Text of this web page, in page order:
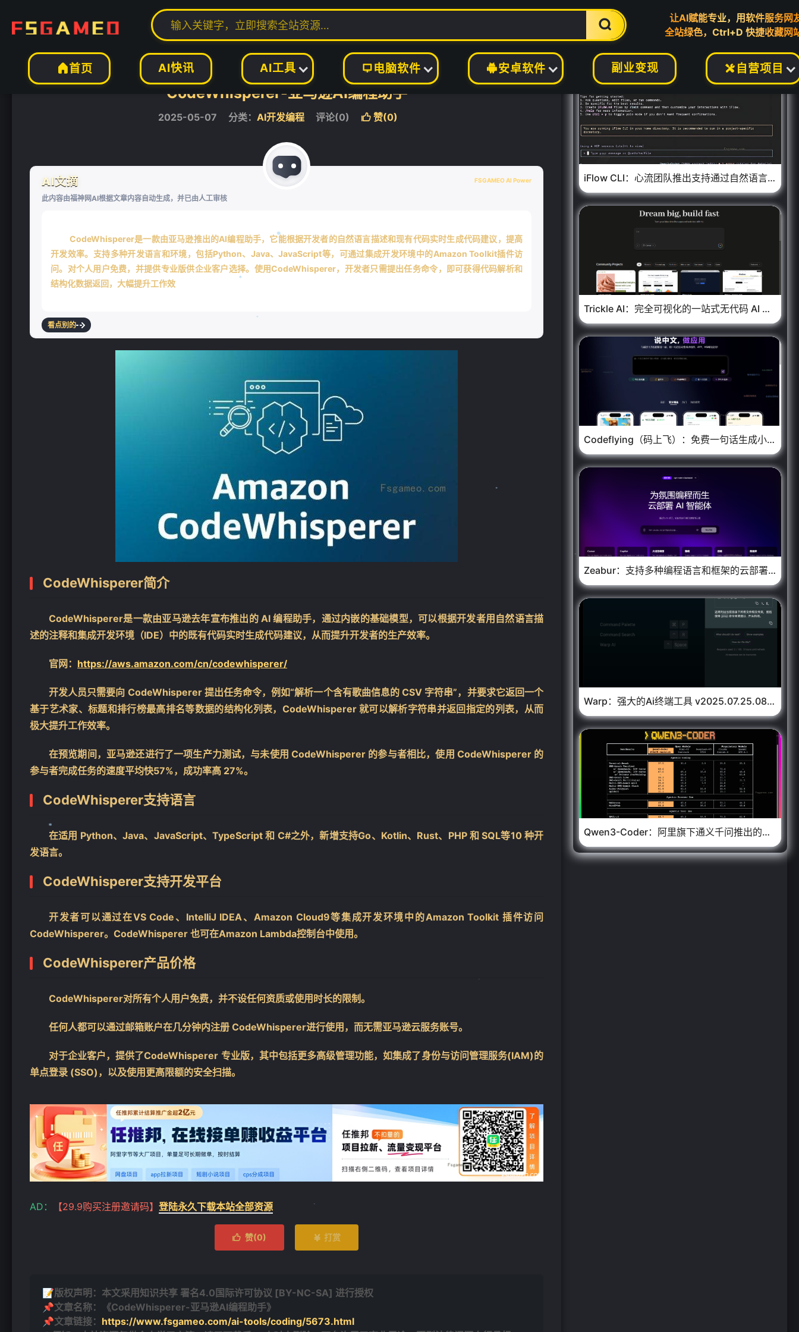

让AI赋能专业，用软件服务网
全站绿色，Ctrl+D 快捷收藏网
首页 AI快讯 AI工具  电脑软件 安卓软件 副业变现  自营项目
福神网-专注分享最实用的软件、工具、资讯  AI工具  AI开发编程  正文
CodeWhisperer-亚马逊AI编程助手
2025-05-07 分类： AI开发编程 评论(0)  赞(0)
AI文摘
此内容由福神网AI根据文章内容自动生成，并已由人工审核
FSGAMEO AI Power
CodeWhisperer是一款由亚马逊推出的AI编程助手，它能根据开发者的自然语言描述和现有代码实时生成代码建议，提高
开发效率。支持多种开发语言和环境，包括Python、Java、JavaScript等，可通过集成开发环境中的Amazon Toolkit插件访
问。对个人用户免费，并提供专业版供企业客户选择。使用CodeWhisperer，开发者只需提出任务命令，即可获得代码解析和
结构化数据返回，大幅提升工作效率。
看点别的
CodeWhisperer简介
CodeWhisperer是一款由亚马逊去年宣布推出的 AI 编程助手，通过内嵌的基础模型，可以根据开发者用自然语言描
述的注释和集成开发环境（IDE）中的既有代码实时生成代码建议，从而提升开发者的生产效率。
官网： https://aws.amazon.com/cn/codewhisperer/
开发人员只需要向 CodeWhisperer 提出任务命令，例如“解析一个含有歌曲信息的 CSV 字符串”，并要求它返回一个
基于艺术家、标题和排行榜最高排名等数据的结构化列表，CodeWhisperer 就可以解析字符串并返回指定的列表，从而
极大提升工作效率。
在预览期间，亚马逊还进行了一项生产力测试，与未使用 CodeWhisperer 的参与者相比，使用 CodeWhisperer 的
参与者完成任务的速度平均快57%，成功率高 27%。
CodeWhisperer支持语言
在适用 Python、Java、JavaScript、TypeScript 和 C#之外，新增支持Go、Kotlin、Rust、PHP 和 SQL等10 种开
发语言。
CodeWhisperer支持开发平台
开发者可以通过在VS Code、IntelliJ IDEA、Amazon Cloud9等集成开发环境中的Amazon Toolkit 插件访问
CodeWhisperer。CodeWhisperer 也可在Amazon Lambda控制台中使用。
CodeWhisperer产品价格
CodeWhisperer对所有个人用户免费，并不设任何资质或使用时长的限制。
任何人都可以通过邮箱账户在几分钟内注册 CodeWhisperer进行使用，而无需亚马逊云服务账号。
对于企业客户，提供了CodeWhisperer 专业版，其中包括更多高级管理功能，如集成了身份与访问管理服务(IAM)的
单点登录 (SSO)，以及使用更高限额的安全扫描。
AD： 【29.9购买注册邀请码】 登陆永久下载本站全部资源
 赞(0)  打赏
📝版权声明：本文采用知识共享 署名4.0国际许可协议 [BY-NC-SA] 进行授权
📌文章名称：《CodeWhisperer-亚马逊AI编程助手》
📌文章链接： https://www.fsgameo.com/ai-tools/coding/5673.html
iFlow CLI：心流团队推出支持通过自然语言指令的运行终端AI 智能体
Trickle AI：完全可视化的一站式无代码 AI 开发平台
Codeflying（码上飞）：免费一句话生成小程序、APP应用等
Zeabur：支持多种编程语言和框架的云部署AI 智能体
Warp：强大的Ai终端工具 v2025.07.25.08.36.02 免费版
Qwen3-Coder：阿里旗下通义千问推出的代码生成模型，具备卓越的代码生成和 Agent 能力